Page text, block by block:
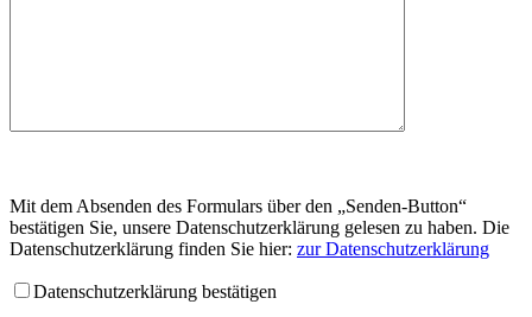
Mit dem Absenden des Formulars über den „Senden-Button“
bestätigen Sie, unsere Datenschutzerklärung gelesen zu haben. Die
Datenschutzerklärung finden Sie hier: zur Datenschutzerklärung
Datenschutzerklärung bestätigen